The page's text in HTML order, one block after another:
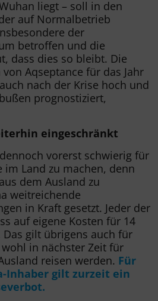
liegt – soll in den
auf Normalbetrieb
der
betroffen und die
dass dies so bleibt. Die
Aqseptance für das Jahr
nach der Krise hoch und
prognostiziert,
eingeschränkt
vorerst schwierig für
im Land zu machen, denn
dem Ausland zu
weitreichende
in Kraft gesetzt. Jeder der
auf eigene Kosten für 14
Das gilt übrigens auch für
in nächster Zeit für
reisen werden. Für
Inhaber gilt zurzeit ein